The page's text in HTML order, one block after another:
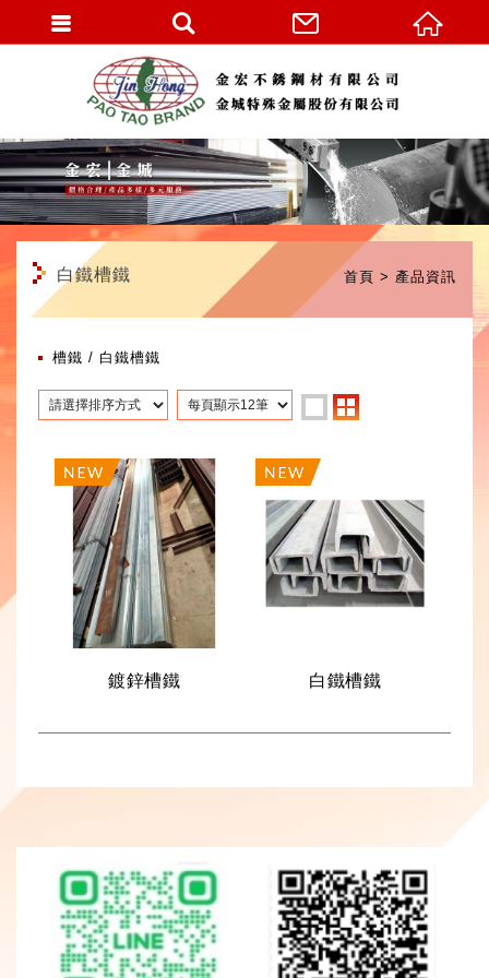
首頁 產品資訊
白鐵槽鐵
槽鐵 白鐵槽鐵
鍍鋅槽鐵 白鐵槽鐵